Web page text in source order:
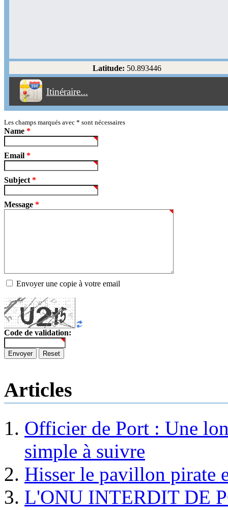
Latitude: 50.893446
Itinéraire...
Éviter les autoroutes
Éviter les péages
Partir! Reset
Les champs marqués avec * sont nécessaires
Name *
Email *
Subject *
Message *
Envoyer une copie à votre email
Code de validation:
Envoyer Reset
Articles
Officier de Port : Une
simple à suivre
Hisser le pavillon pirate
L'ONU INTERDIT DE